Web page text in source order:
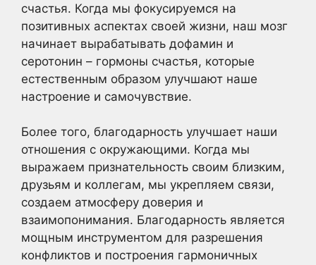
счастья. Когда мы фокусируемся на
позитивных аспектах своей жизни, наш мозг
начинает вырабатывать дофамин и
серотонин – гормоны счастья, которые
естественным образом улучшают наше
настроение и самочувствие.
Более того, благодарность улучшает наши
отношения с окружающими. Когда мы
выражаем признательность своим близким,
друзьям и коллегам, мы укрепляем связи,
создаем атмосферу доверия и
взаимопонимания. Благодарность является
мощным инструментом для разрешения
конфликтов и построения гармоничных